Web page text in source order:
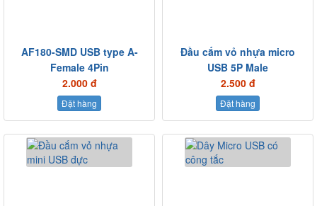
AF180-SMD USB type A-
Female 4Pin
2.000 đ
Đặt hàng
Đầu cắm vỏ nhựa micro
USB 5P Male
2.500 đ
Đặt hàng